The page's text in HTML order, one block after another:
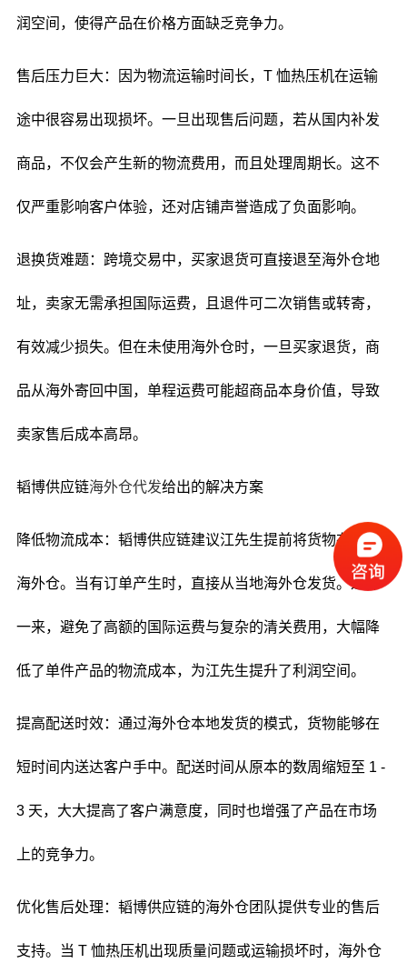
润空间，使得产品在价格方面缺乏竞争力。
售后压力巨大：因为物流运输时间长，T 恤热压机在运输
途中很容易出现损坏。一旦出现售后问题，若从国内补发
商品，不仅会产生新的物流费用，而且处理周期长。这不
仅严重影响客户体验，还对店铺声誉造成了负面影响。
退换货难题：跨境交易中，买家退货可直接退至海外仓地
址，卖家无需承担国际运费，且退件可二次销售或转寄，
有效减少损失。但在未使用海外仓时，一旦买家退货，商
品从海外寄回中国，单程运费可能超商品本身价值，导致
卖家售后成本高昂。
韬博供应链海外仓代发给出的解决方案
降低物流成本：韬博供应链建议江先生提前将货物存储在
海外仓。当有订单产生时，直接从当地海外仓发货。这样
一来，避免了高额的国际运费与复杂的清关费用，大幅降
低了单件产品的物流成本，为江先生提升了利润空间。
提高配送时效：通过海外仓本地发货的模式，货物能够在
短时间内送达客户手中。配送时间从原本的数周缩短至 1 -
3 天，大大提高了客户满意度，同时也增强了产品在市场
上的竞争力。
优化售后处理：韬博供应链的海外仓团队提供专业的售后
支持。当 T 恤热压机出现质量问题或运输损坏时，海外仓